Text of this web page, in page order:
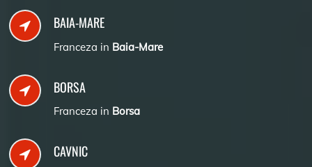
BAIA-MARE
Franceza in Baia-Mare
BORSA
Franceza in Borsa
CAVNIC